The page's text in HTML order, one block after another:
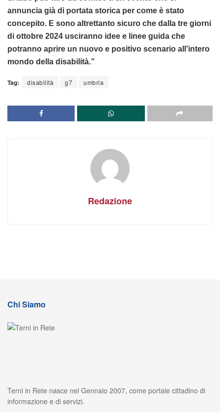
annuncia già di portata storica per come è stato
concepito. E sono altrettanto sicuro che dalla tre giorni
di ottobre 2024 usciranno idee e linee guida che
potranno aprire un nuovo e positivo scenario all’intero
mondo della disabilità.”
Tag: disabilità g7 umbria
Redazione
Chi Siamo
Terni in Rete nasce nel Gennaio 2007, come portale cittadino di
informazione e di servizi.